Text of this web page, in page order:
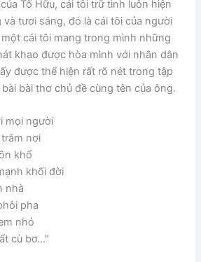
Tố Hữu, cái tôi trữ tình luôn hiện
tươi sáng, đó là cái tôi của người
cái tôi mang trong mình những
khao được hòa mình với nhân dân
được thể hiện rất rõ nét trong tập
bài thơ chủ đề cùng tên của ông.
mọi người
nơi
khổ
khối đời
nhà
pha
nhỏ
cù bơ…”